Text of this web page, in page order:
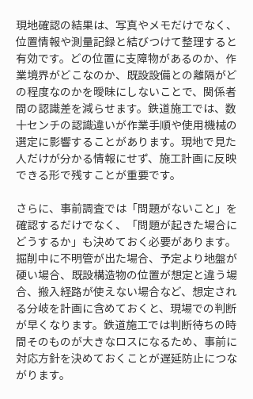
現地確認の結果は、写真やメモだけでなく、
位置情報や測量記録と結びつけて整理すると
有効です。どの位置に支障物があるのか、作
業境界がどこなのか、既設設備との離隔がど
の程度なのかを曖昧にしないことで、関係者
間の認識差を減らせます。鉄道施工では、数
十センチの認識違いが作業手順や使用機械の
選定に影響することがあります。現地で見た
人だけが分かる情報にせず、施工計画に反映
できる形で残すことが重要です。
さらに、事前調査では「問題がないこと」を
確認するだけでなく、「問題が起きた場合に
どうするか」も決めておく必要があります。
掘削中に不明管が出た場合、予定より地盤が
硬い場合、既設構造物の位置が想定と違う場
合、搬入経路が使えない場合など、想定され
る分岐を計画に含めておくと、現場での判断
が早くなります。鉄道施工では判断待ちの時
間そのものが大きなロスになるため、事前に
対応方針を決めておくことが遅延防止につな
がります。